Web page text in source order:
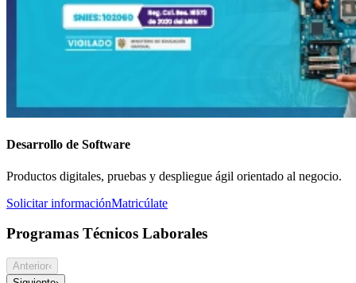
Desarrollo de Software
Productos digitales, pruebas y despliegue ágil orientado al negocio.
Solicitar informaciónMatricúlate
Programas Técnicos Laborales
Anterior‹